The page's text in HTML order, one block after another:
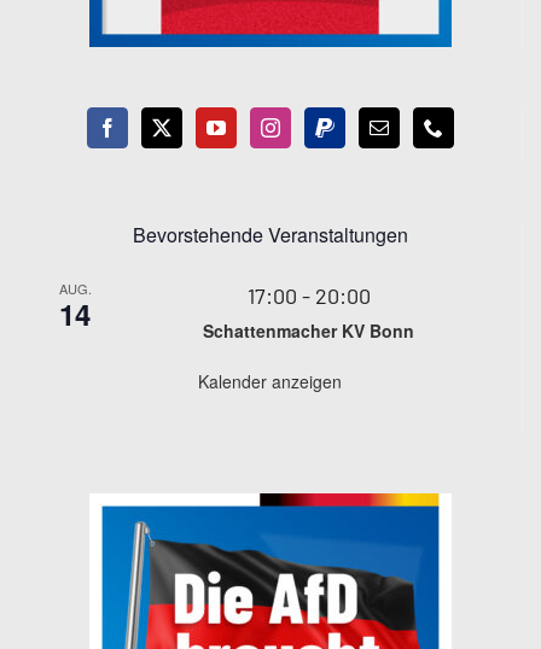
Bevorstehende Veranstaltungen
AUG.
14 17:00 - 20:00
Schattenmacher KV Bonn
Kalender anzeigen